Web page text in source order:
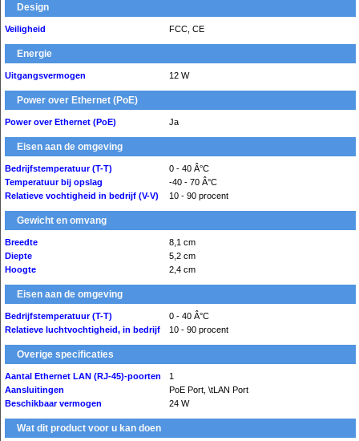
Design
Veiligheid FCC, CE
Energie
Uitgangsvermogen 12 W
Power over Ethernet (PoE)
Power over Ethernet (PoE) Ja
Eisen aan de omgeving
Bedrijfstemperatuur (T-T)
0 - 40 Â°C
Temperatuur bij opslag
-40 - 70 Â°C
Relatieve vochtigheid in bedrijf (V-V)
10 - 90 procent
Gewicht en omvang
Breedte
8,1 cm
Diepte
5,2 cm
Hoogte
2,4 cm
Eisen aan de omgeving
Bedrijfstemperatuur (T-T)
0 - 40 Â°C
Relatieve luchtvochtigheid, in bedrijf
10 - 90 procent
Overige specificaties
Aantal Ethernet LAN (RJ-45)-poorten
1
Aansluitingen
PoE Port, \tLAN Port
Beschikbaar vermogen
24 W
Wat dit product voor u kan doen